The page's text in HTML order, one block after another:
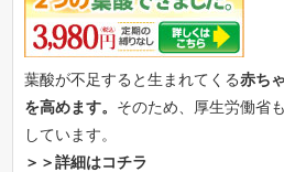
葉酸が不足すると生まれてくる赤ち
を高めます。 そのため、厚生労働省
しています。
＞＞詳細はコチラ